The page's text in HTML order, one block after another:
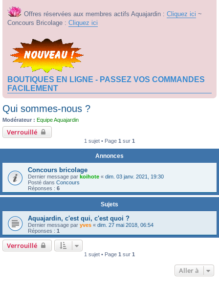
Offres réservées aux membres actifs Aquajardin : Cliquez ici ~
Concours Bricolage : Cliquez ici
BOUTIQUES EN LIGNE - PASSEZ VOS COMMANDES
FACILEMENT
Qui sommes-nous ?
Modérateur : Equipe Aquajardin
Verrouillé
1 sujet • Page 1 sur 1
Annonces
Concours bricolage
Dernier message par koihote « dim. 03 janv. 2021, 19:30
Posté dans Concours
Réponses : 6
Sujets
Aquajardin, c'est qui, c'est quoi ?
Dernier message par yves « dim. 27 mai 2018, 06:54
Réponses : 1
Verrouillé
1 sujet • Page 1 sur 1
Aller à